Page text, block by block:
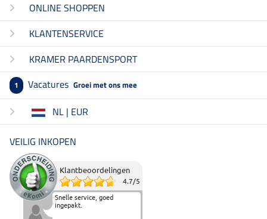
ONLINE SHOPPEN
KLANTENSERVICE
KRAMER PAARDENSPORT
1 Vacatures Groei met ons mee
NL | EUR
VEILIG INKOPEN
Klantbeoordelingen
4.7/5
Snelle service, goed
ingepakt.